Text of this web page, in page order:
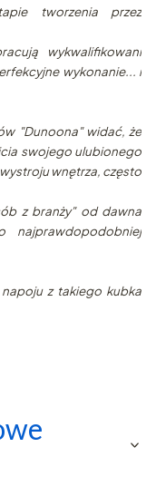
tworzenia przez
wykwalifikowani
wykonanie... i
"Dunoona" widać, że
swojego ulubionego
wnętrza, często
z branży" od dawna
z takiego kubka